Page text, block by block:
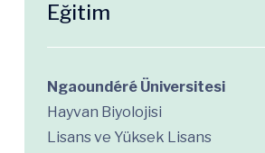
Eğitim
Ngaoundéré Üniversitesi
Hayvan Biyolojisi
Lisans ve Yüksek Lisans